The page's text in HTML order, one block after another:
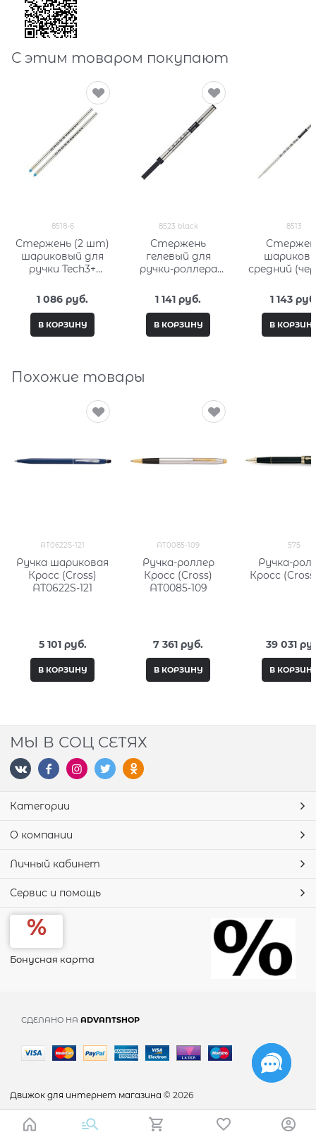
С этим товаром покупают
8518-6
Стержень (2 шт)
шариковый для
ручки Tech3+
(синий) Кросс
(Cross) 8518-6
1 086 руб.
В КОРЗИНУ
8523 black
Стержень
гелевый для
ручки-роллера
Кросс (Cross) 8523
black
1 141 руб.
В КОРЗИНУ
8513
средний
1 143
В
Похожие товары
AT0622S-121
Ручка шариковая
Кросс (Cross)
AT0622S-121
5 101 руб.
В КОРЗИНУ
AT0085-109
Ручка-роллер
Кросс (Cross)
AT0085-109
7 361 руб.
В КОРЗИНУ
575
Ручка-
Кросс
39 031
В
МЫ В СОЦ СЕТЯХ
Категории
О компании
Личный кабинет
Сервис и помощь
Бонусная карта
СДЕЛАНО НА ADVANTSHOP
Движок для интернет магазина © 2026